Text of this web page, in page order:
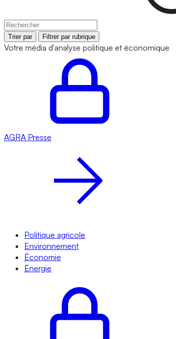
Trier par Filtrer par rubrique
Votre média d'analyse politique et économique
AGRA Presse
Politique agricole
Environnement
Économie
Énergie